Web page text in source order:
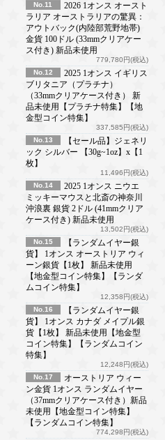
No.11
2026 1オンス オースト
ラリア オーストラリアの驚異：
アウトバック(内陸部荒野地帯)
金貨 100ドル (33mmクリアケー
ス付き) 新品未使用
779,780円(税込)
No.12
2025 1オンス イギリス
ブリタニア（プラチナ）
（33mmクリアケース付き） 新
品未使用【プラチナ特集】【地
金型コイン特集】
337,585円(税込)
No.13
【セール品】ジェネリ
ック シルバー 【30g~1oz】x【1
枚】
11,496円(税込)
No.14
2025 1オンス ニウエ
ミッキーマウスと北斎の神奈川
沖浪裏 銀貨 2ドル (41mmクリア
ケース付き) 新品未使用
13,502円(税込)
No.15
【ランダムイヤー銀
貨】 1オンス オーストリア ウィ
ーン銀貨【1枚】 新品未使用
【地金型コイン特集】【ランダ
ムコイン特集】
12,358円(税込)
No.16
【ランダムイヤー銀
貨】 1オンス カナダ メイプル銀
貨【1枚】 新品未使用【地金型
コイン特集】【ランダムコイン
特集】
12,248円(税込)
No.17
オーストリア ウィー
ン金貨 1オンス ランダムイヤー
（37mmクリアケース付き）新品
未使用【地金型コイン特集】
【ランダムコイン特集】
774,298円(税込)